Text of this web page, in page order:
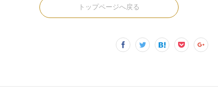
トップページへ戻る